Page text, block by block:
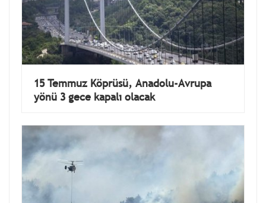
15 Temmuz Köprüsü, Anadolu-Avrupa
yönü 3 gece kapalı olacak